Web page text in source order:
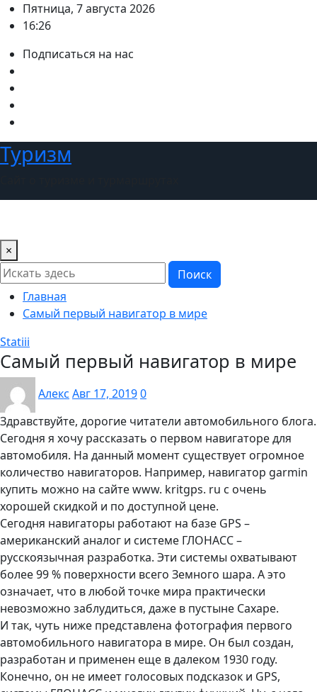
ПерейтиПятница, 7 августа 2026
16:26
Подписаться на нас
Туризм
×
Поиск
Главная
Самый первый навигатор в мире
Statiii
Самый первый навигатор в мире
Алекс Авг 17, 20190
Здравствуйте, дорогие читатели автомобильного блога.
Сегодня я хочу рассказать о первом навигаторе для
автомобиля. На данный момент существует огромное
количество навигаторов. Например, навигатор garmin
купить можно на сайте www. kritgps. ru с очень
хорошей скидкой и по доступной цене.
Сегодня навигаторы работают на базе GPS –
американский аналог и системе ГЛОНАСС –
русскоязычная разработка. Эти системы охватывают
более 99 % поверхности всего Земного шара. А это
означает, что в любой точке мира практически
невозможно заблудиться, даже в пустыне Сахаре.
И так, чуть ниже представлена фотография первого
автомобильного навигатора в мире. Он был создан,
разработан и применен еще в далеком 1930 году.
Конечно, он не имеет голосовых подсказок и GPS,